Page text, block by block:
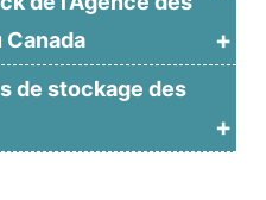
de stockage des